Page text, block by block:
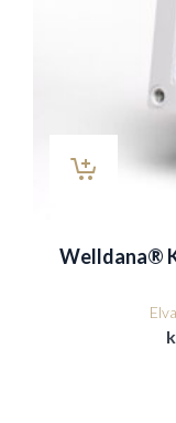
Welldana®